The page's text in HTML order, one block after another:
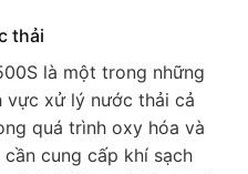
thải
là một trong những
xử lý nước thải cả
quá trình oxy hóa và
cung cấp khí sạch